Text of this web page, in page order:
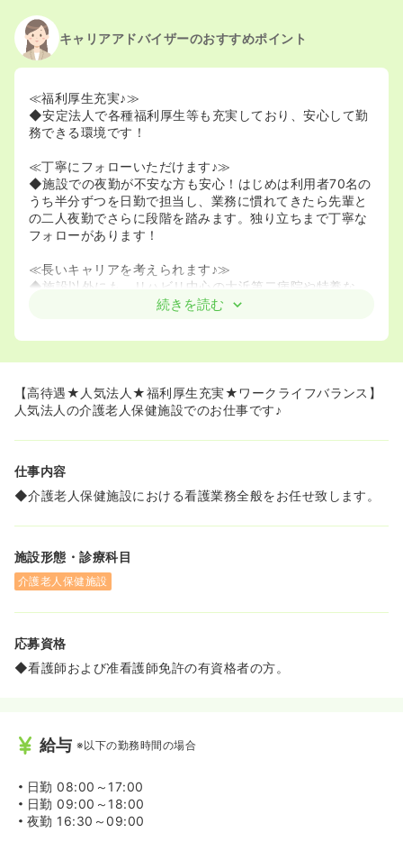
キャリアアドバイザーのおすすめポイント
≪福利厚生充実♪≫
◆安定法人で各種福利厚生等も充実しており、安心して勤
務できる環境です！
≪丁寧にフォローいただけます♪≫
◆施設での夜勤が不安な方も安心！はじめは利用者70名の
うち半分ずつを日勤で担当し、業務に慣れてきたら先輩と
の二人夜勤でさらに段階を踏みます。独り立ちまで丁寧な
フォローがあります！
≪長いキャリアを考えられます♪≫
◆施設以外にも、リハビリ中心の大浜第二病院や特養な
ど、配属先も多くキャリアを長く考えることができます！
続きを読む
【高待遇★人気法人★福利厚生充実★ワークライフバランス】
人気法人の介護老人保健施設でのお仕事です♪
仕事内容
◆介護老人保健施設における看護業務全般をお任せ致します。
施設形態・診療科目
介護老人保健施設
応募資格
◆看護師および准看護師免許の有資格者の方。
給与 ※以下の勤務時間の場合
日勤 08:00～17:00
日勤 09:00～18:00
夜勤 16:30～09:00